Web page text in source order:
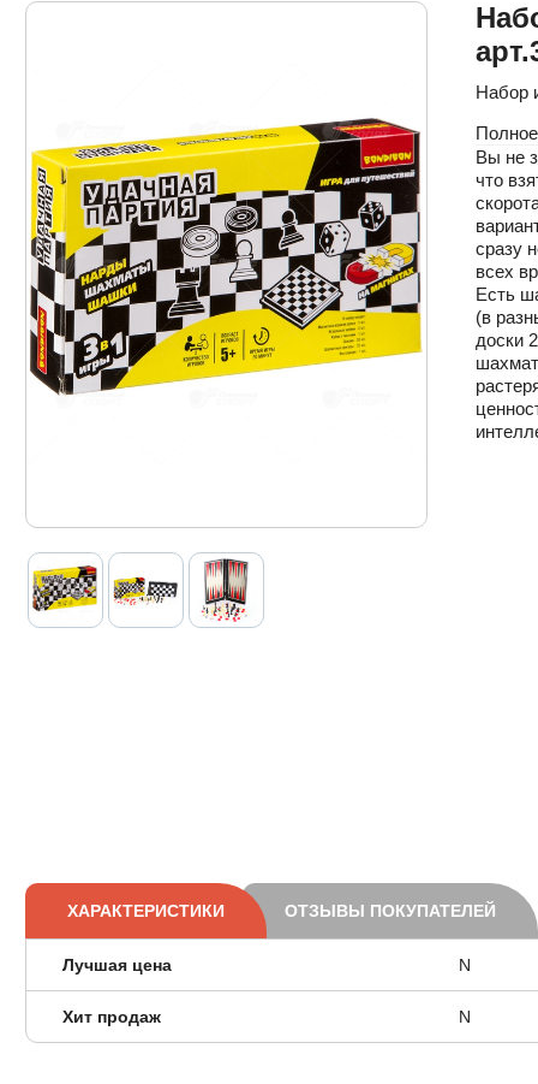
Набор
Вы не
что
сразу
всех
Есть
(в
доски
ХАРАКТЕРИСТИКИ ОТЗЫВЫ ПОКУПАТЕЛЕЙ
Лучшая цена N
Хит продаж N